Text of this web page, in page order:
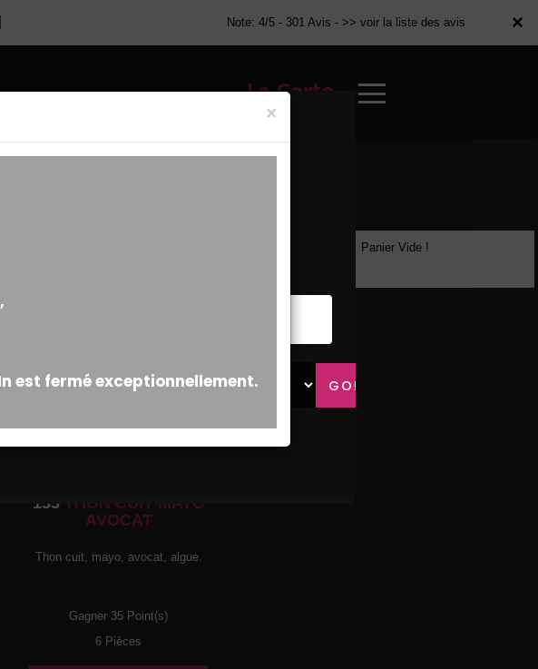
×
Note: 4/5 - 301 Avis - >> voir la liste des avis
La Carte
×
133 THON CUIT MAYO
AVOCAT
Thon cuit, mayo, avocat, algue.
Gagner 35 Point(s)
6 Pièces
Panier Vide !
×